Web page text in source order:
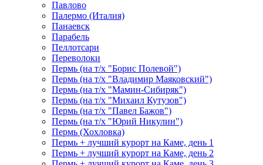
Павлово
Палермо (Италия)
Панаевск
Парабель
Пеллотсари
Переволоки
Пермь (на т/х "Борис Полевой")
Пермь (на т/х "Владимир Маяковский")
Пермь (на т/х "Мамин-Сибиряк")
Пермь (на т/х "Михаил Кутузов")
Пермь (на т/х "Павел Бажов")
Пермь (на т/х "Юрий Никулин")
Пермь (Хохловка)
Пермь + лучший курорт на Каме, день 1
Пермь + лучший курорт на Каме, день 2